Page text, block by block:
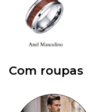
Com roupas